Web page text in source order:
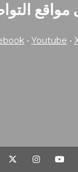
مواقع
• Youtube •